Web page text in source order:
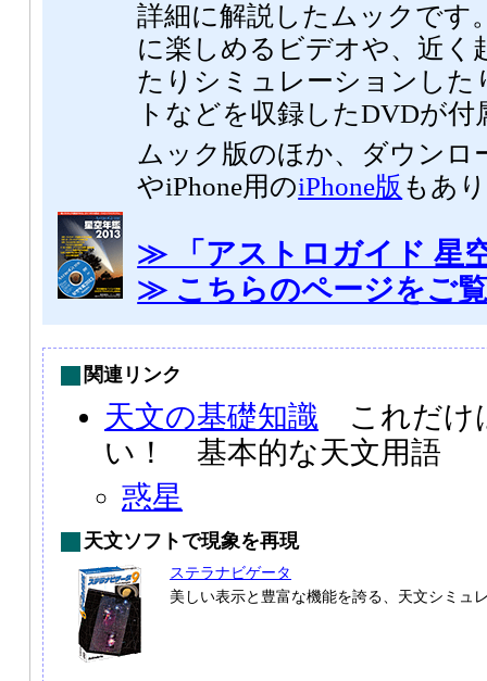
詳細に解説したムックです
に楽しめるビデオや、近く
たりシミュレーションし
トなどを収録したDVDが付
ムック版のほか、ダウンロ
やiPhone用のiPhone版 もあ
≫ 「アストロガイド 星
≫ こちらのページをご
関連リンク
天文の基礎知識 これだけ
い！ 基本的な天文用語
惑星
天文ソフトで現象を再現
ステラナビゲータ
美しい表示と豊富な機能を誇る、天文シミュ